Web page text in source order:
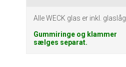
Alle WECK glas er inkl. glaslåg.
Gummiringe og klammer
sælges separat.